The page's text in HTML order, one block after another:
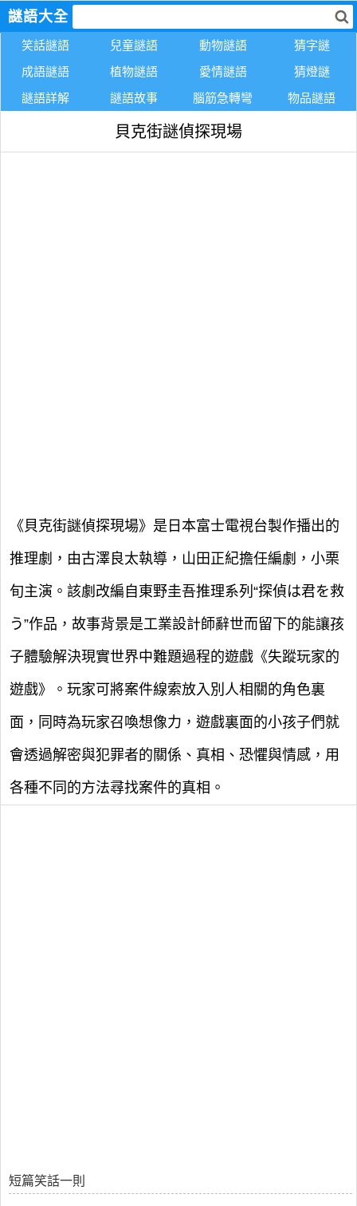
謎語大全
笑話謎語 兒童謎語 動物謎語
猜字謎
成語謎語
植物謎語 愛情謎語
猜燈謎
謎語詳解
謎語故事 腦筋急轉彎 物品謎語
貝克街謎偵探現場
《貝克街謎偵探現場》是日本富士電視台製作播出的
推理劇，由古澤良太執導，山田正紀擔任編劇，小栗
旬主演。該劇改編自東野圭吾推理系列“探偵は君を救
う”作品，故事背景是工業設計師辭世而留下的能讓孩
子體驗解決現實世界中難題過程的遊戲《失蹤玩家的
遊戲》。玩家可將案件線索放入別人相關的角色裏
面，同時為玩家召喚想像力，遊戲裏面的小孩子們就
會透過解密與犯罪者的關係、真相、恐懼與情感，用
各種不同的方法尋找案件的真相。
短篇笑話一則